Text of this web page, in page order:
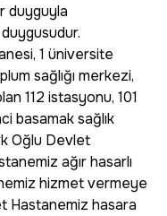
duyguyla
1 üniversite
sağlığı merkezi,
112 istasyonu, 101
basamak sağlık
Oğlu Devlet
ağır hasarlı
hizmet vermeye
Hastanemiz hasara